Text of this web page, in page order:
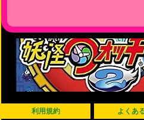
利用規約 よくあ